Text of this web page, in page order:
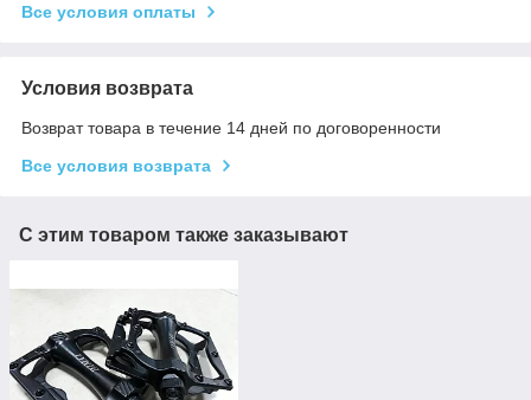
Все условия оплаты
Условия возврата
Возврат товара в течение 14 дней по договоренности
Все условия возврата
С этим товаром также заказывают